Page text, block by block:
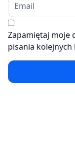
Zapamiętaj moje
pisania kolejnych